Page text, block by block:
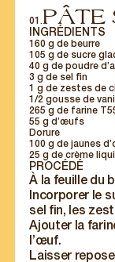
01.PÂTE
INGRÉDIENTS
160 g de beurre
105 g de sucre
40 g de poudre
3 g de sel fin
1 g de zestes de
1/2 gousse de
265 g de farine
55 g d’œufs
Dorure
100 g de jaunes
25 g de crème
PROCÉDÉ
À la feuille du
Incorporer le
sel fin, les
Ajouter la
l’œuf.
Laisser